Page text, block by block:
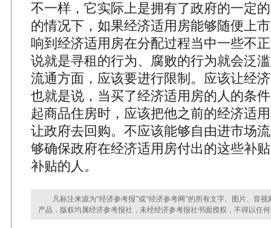
不一样，它实际上是拥有了政府的一定
的情况下，如果经济适用房能够随便上
响到经济适用房在分配过程当中一些不
说就是寻租的行为、腐败的行为就会泛
流通方面，应该要进行限制。应该让经
也就是说，当买了经济适用房的人的条
起商品住房时，应该把他之前的经济适
让政府去回购。不应该能够自由进市场
够确保政府在经济适用房付出的这些补
补贴的人。
凡标注来源为“经济参考报”或“经济参考网”的所有文字、图片、音视
产品，版权均属经济参考报社，未经经济参考报社书面授权，不得以任